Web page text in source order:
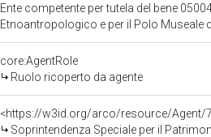
Ente competente per tutela del bene
Etnoantropologico e per il Polo Museale
core:AgentRole
Ruolo ricoperto da agente
<https://w3id.org/arco/resource/Agent/
Soprintendenza Speciale per il Patrimonio Storico